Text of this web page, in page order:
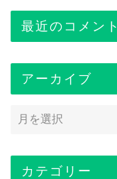
最近のコメント
アーカイブ
カテゴリー